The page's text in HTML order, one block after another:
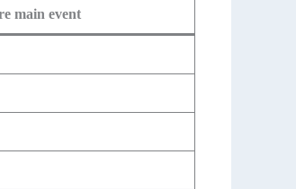
main event